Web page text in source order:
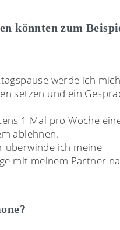
könnten zum
werde ich
setzen und ein
1 Mal pro Woche
ablehnen.
überwinde ich meine
mit meinem Partner